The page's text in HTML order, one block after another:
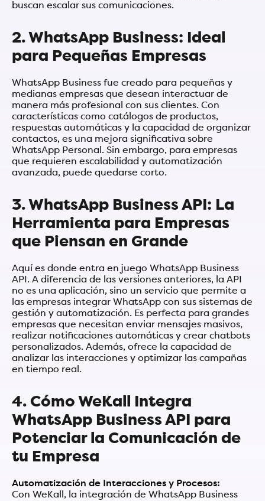
buscan escalar sus comunicaciones.
2. WhatsApp Business: Ideal
para Pequeñas Empresas
WhatsApp Business fue creado para pequeñas y
medianas empresas que desean interactuar de
manera más profesional con sus clientes. Con
características como catálogos de productos,
respuestas automáticas y la capacidad de organizar
contactos, es una mejora significativa sobre
WhatsApp Personal. Sin embargo, para empresas
que requieren escalabilidad y automatización
avanzada, puede quedarse corto.
3. WhatsApp Business API: La
Herramienta para Empresas
que Piensan en Grande
Aquí es donde entra en juego WhatsApp Business
API. A diferencia de las versiones anteriores, la API
no es una aplicación, sino un servicio que permite a
las empresas integrar WhatsApp con sus sistemas de
gestión y automatización. Es perfecta para grandes
empresas que necesitan enviar mensajes masivos,
realizar notificaciones automáticas y crear chatbots
personalizados. Además, ofrece la capacidad de
analizar las interacciones y optimizar las campañas
en tiempo real.
4. Cómo WeKall Integra
WhatsApp Business API para
Potenciar la Comunicación de
tu Empresa
Automatización de Interacciones y Procesos:
Con WeKall, la integración de WhatsApp Business